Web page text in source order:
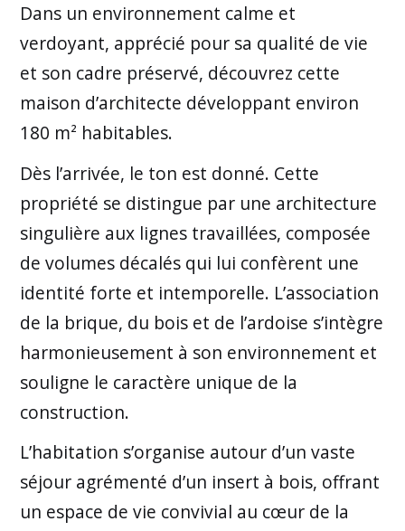
Dans un environnement calme et
verdoyant, apprécié pour sa qualité de vie
et son cadre préservé, découvrez cette
maison d’architecte développant environ
180 m² habitables.
Dès l’arrivée, le ton est donné. Cette
propriété se distingue par une architecture
singulière aux lignes travaillées, composée
de volumes décalés qui lui confèrent une
identité forte et intemporelle. L’association
de la brique, du bois et de l’ardoise s’intègre
harmonieusement à son environnement et
souligne le caractère unique de la
construction.
L’habitation s’organise autour d’un vaste
séjour agrémenté d’un insert à bois, offrant
un espace de vie convivial au cœur de la